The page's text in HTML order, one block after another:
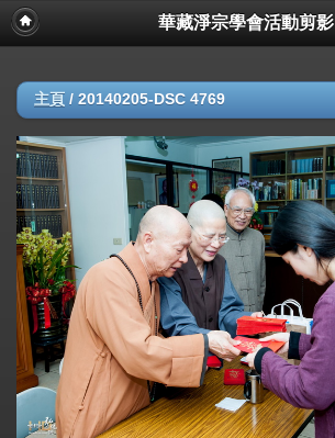
華藏淨宗學會活動剪影
主頁 / 20140205-DSC 4769